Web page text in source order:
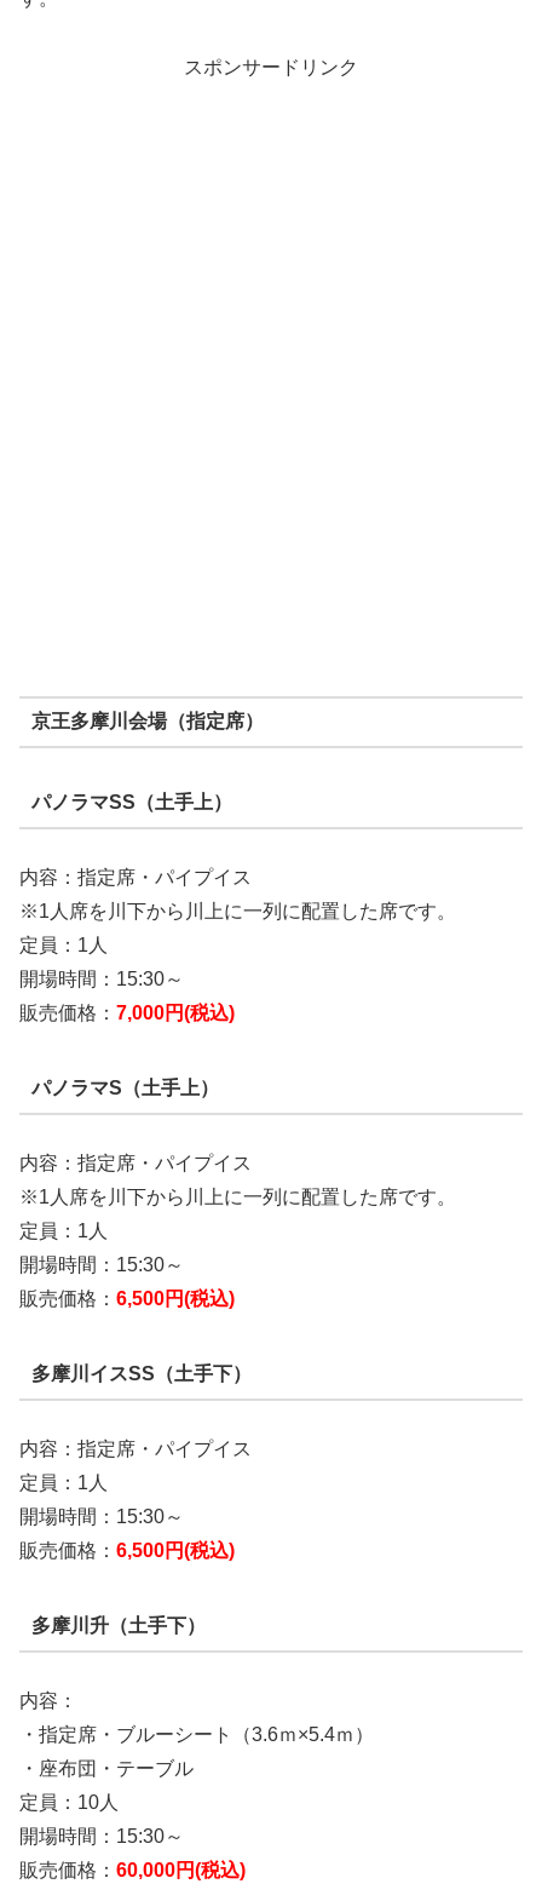
スポンサードリンク
京王多摩川会場（指定席）
パノラマSS（土手上）
内容：指定席・パイプイス
※1人席を川下から川上に一列に配置した席です。
定員：1人
開場時間：15:30～
販売価格： 7,000円(税込)
パノラマS（土手上）
内容：指定席・パイプイス
※1人席を川下から川上に一列に配置した席です。
定員：1人
開場時間：15:30～
販売価格： 6,500円(税込)
多摩川イスSS（土手下）
内容：指定席・パイプイス
定員：1人
開場時間：15:30～
販売価格： 6,500円(税込)
多摩川升（土手下）
内容：
・指定席・ブルーシート（3.6ｍ×5.4ｍ）
・座布団・テーブル
定員：10人
開場時間：15:30～
販売価格： 60,000円(税込)